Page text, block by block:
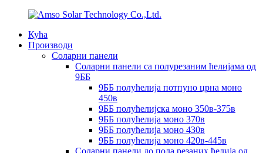
Кућа
Производи
Соларни панели
Соларни панели са полурезаним ћелијама од
9ББ
9ББ полућелија потпуно црна моно
450в
9ББ полућелијска моно 350в-375в
9ББ полућелија моно 370в
9ББ полућелија моно 430в
9ББ полућелија моно 420в-445в
Соларни панели до пола резаних ћелија од